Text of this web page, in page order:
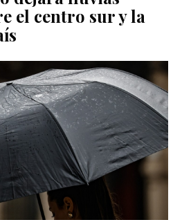
el centro sur y la